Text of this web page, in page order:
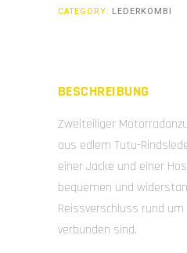
CATEGORY: LEDERKOMBI
BESCHREIBUNG
Zweiteiliger
aus edlem Tutu-
einer Jacke und einer
bequemen und
Reissverschluss rund
verbunden sind.